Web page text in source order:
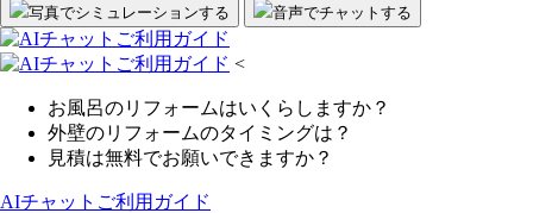
写真でシミュレーションする 音声でチャット する
<
お風呂のリフォームはいくらしますか？
外壁のリフォームのタイミングは？
見積は無料でお願いできますか？
AIチャットご利用ガイド